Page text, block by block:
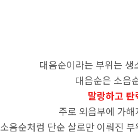
대음순이라는 부위는
대음순은 소음
말랑하고
주로 외음부에 가
소음순처럼 단순 살로만 이뤄진 부